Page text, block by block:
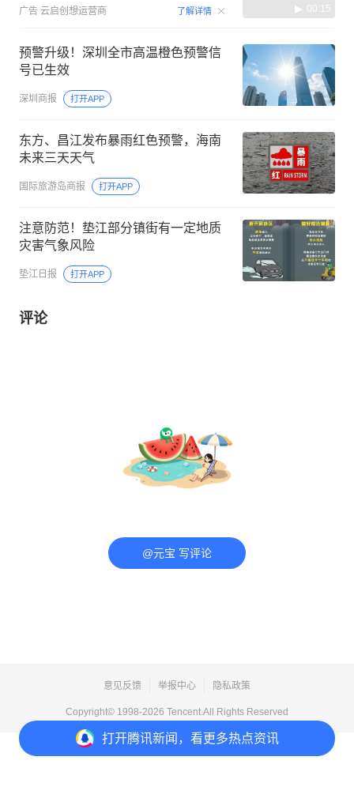
打开腾讯新闻，看更多热点资讯
广告 云启创想运营商 了解详情 00:15
预警升级！深圳全市高温橙色预警信
号已生效
深圳商报 打开APP
东方、昌江发布暴雨红色预警，海南
未来三天天气
国际旅游岛商报 打开APP
注意防范！垫江部分镇街有一定地质
灾害气象风险
垫江日报 打开APP
评论
@元宝 写评论
意见反馈 举报中心 隐私政策
Copyright© 1998-2026 Tencent.All Rights Reserved